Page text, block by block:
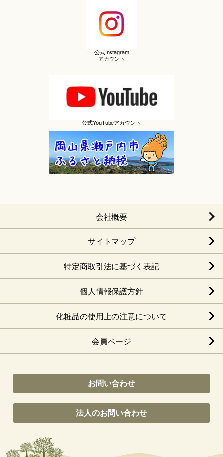
公式Instagram
アカウント
公式YouTubeアカウント
会社概要
サイトマップ
特定商取引法に基づく表記
個人情報保護方針
化粧品の使用上の注意について
会員ページ
お問い合わせ
法人のお問い合わせ